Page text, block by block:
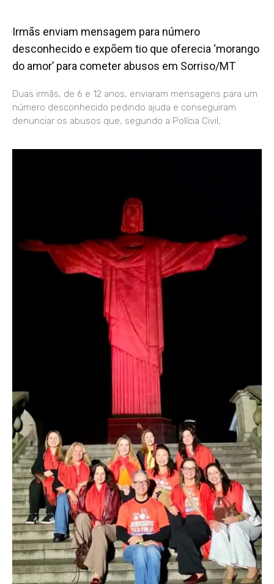
Irmãs enviam mensagem para número
desconhecido e expõem tio que oferecia ‘morango
do amor’ para cometer abusos em Sorriso/MT
Duas irmãs, de 6 e 12 anos, enviaram mensagens para um
número desconhecido pedindo ajuda e conseguiram
denunciar os abusos que, segundo a Polícia Civil,